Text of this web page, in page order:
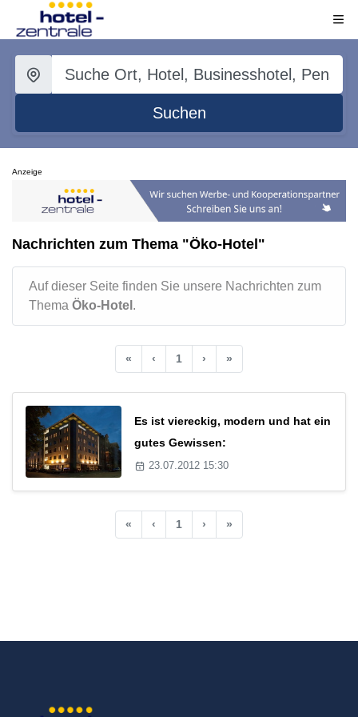
Suchen
Anzeige
Nachrichten zum Thema "Öko-Hotel"
Auf dieser Seite finden Sie unsere Nachrichten zum
Thema Öko-Hotel .
« ‹ 1 › »
Es ist viereckig, modern und hat ein
gutes Gewissen:
23.07.2012 15:30
« ‹ 1 › »